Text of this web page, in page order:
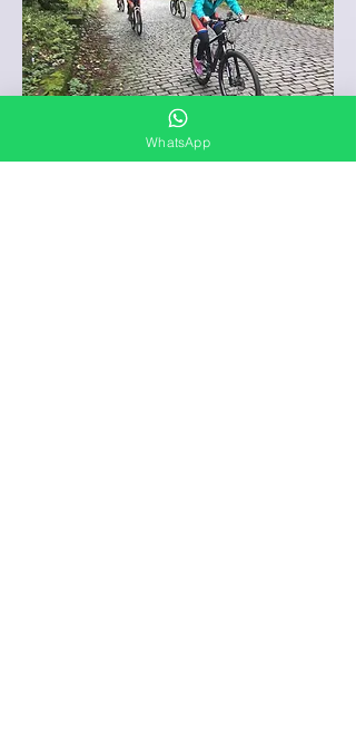
Kliknij, aby zobaczyć
wpis dotyczący Casa do
WhatsApp